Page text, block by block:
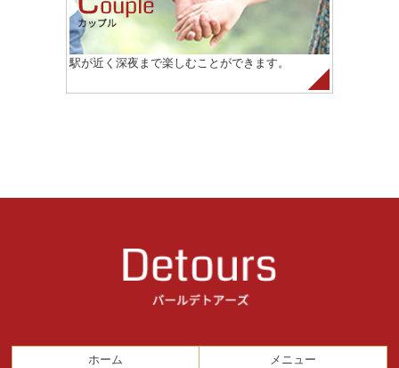
駅が近く深夜まで楽しむことができます。
ホーム メニュー